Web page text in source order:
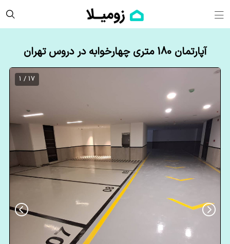
آپارتمان 180 متری چهارخوابه در دروس تهران
17 / 1